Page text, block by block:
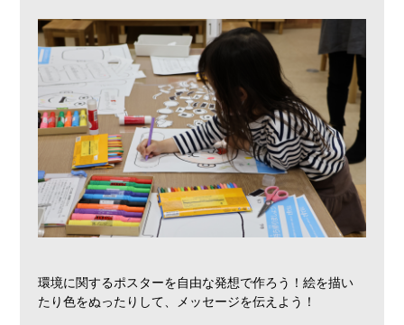
環境に関するポスターを自由な発想で作ろう！絵を描い
たり色をぬったりして、メッセージを伝えよう！